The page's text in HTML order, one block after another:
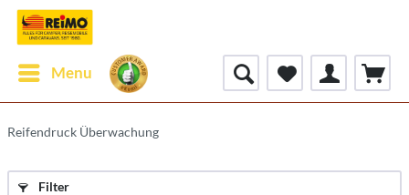
Menu
Reifendruck Überwachung
Filter